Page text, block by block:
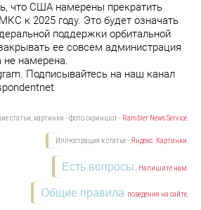
что США намерены прекратить
к 2025 году. Это будет означать
поддержки орбитальной
ее совсем администрация
намерена.
Подписывайтесь на наш канал
статьи, картинки - фото скриншот - Rambler News Service.
Иллюстрация к статье - Яндекс. Картинки.
Есть вопросы. Напишите нам.
Общие правила поведения на сайте.